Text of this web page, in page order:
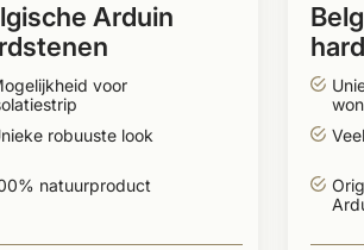
Arduin
16cm
4
voor
robuuste look
natuurproduct